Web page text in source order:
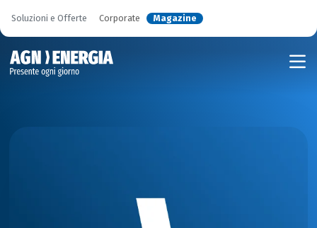
Soluzioni e Offerte Corporate Magazine